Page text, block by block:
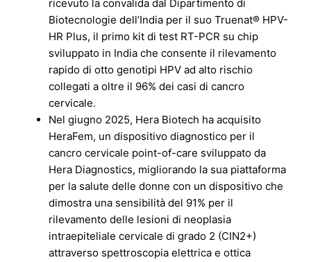
ricevuto la convalida dal Dipartimento di
Biotecnologie dell’India per il suo Truenat® HPV-
HR Plus, il primo kit di test RT-PCR su chip
sviluppato in India che consente il rilevamento
rapido di otto genotipi HPV ad alto rischio
collegati a oltre il 96% dei casi di cancro
cervicale.
Nel giugno 2025, Hera Biotech ha acquisito
HeraFem, un dispositivo diagnostico per il
cancro cervicale point-of-care sviluppato da
Hera Diagnostics, migliorando la sua piattaforma
per la salute delle donne con un dispositivo che
dimostra una sensibilità del 91% per il
rilevamento delle lesioni di neoplasia
intraepiteliale cervicale di grado 2 (CIN2+)
attraverso spettroscopia elettrica e ottica